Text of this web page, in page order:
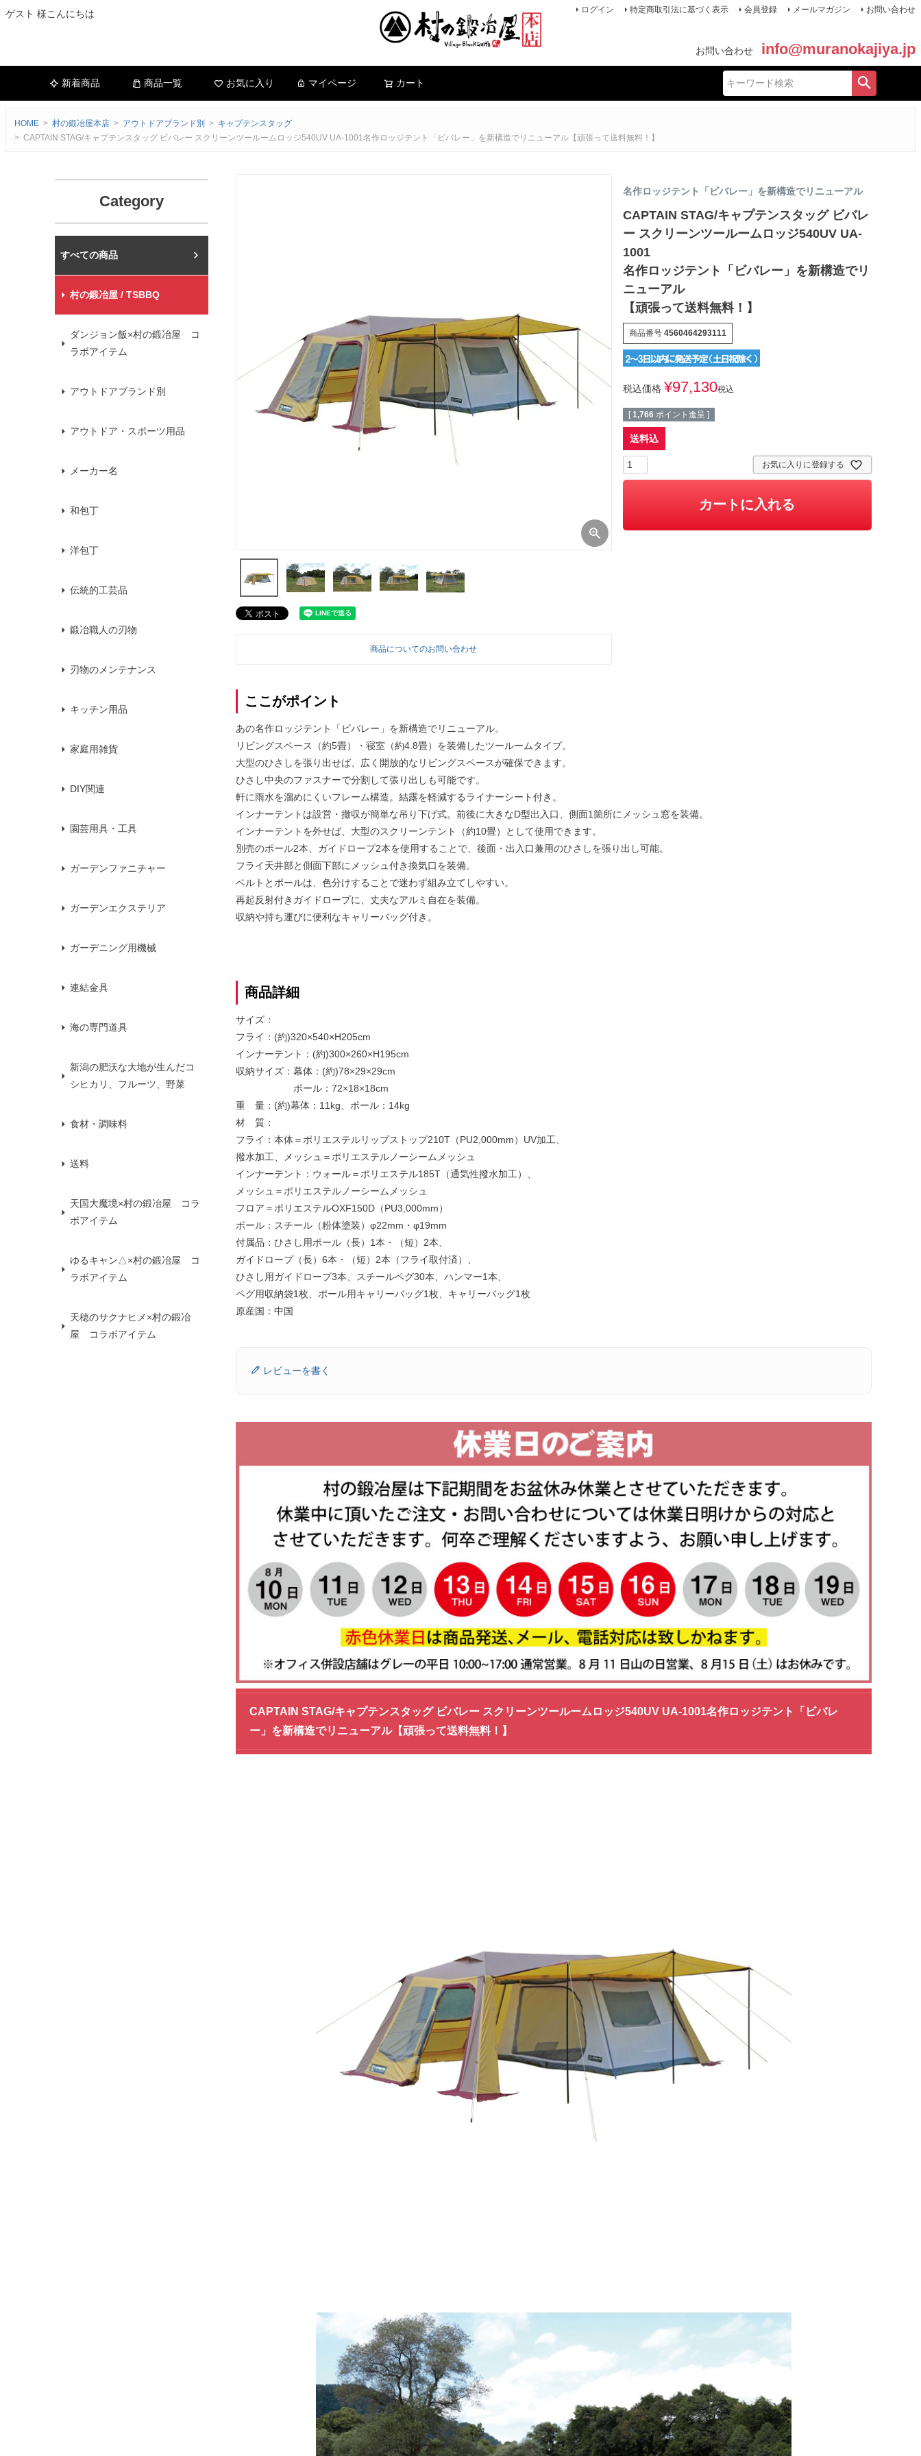
ゲスト 様こんにちは ログイン 特定商取引法に基づく表示 会員登録 メールマガジン お問い合わせ
お問い合わせ info@muranokajiya.jp
新着商品 商品一覧 お気に入り マイページ カート
HOME 村の鍛冶屋本店 アウトドアブランド別
キャプテンスタッグ
CAPTAIN STAG/キャプテンスタッグ ビバレー スクリーンツールームロッジ540UV UA-1001名作ロッジテント「ビバレー」を新構造でリニューアル【頑張って送料無料！】
Category
村の鍛冶屋本店
村の鍛冶屋 / TSBBQ
ダンジョン飯×村の鍛冶屋 コ
ラボアイテム
アウトドアブランド別
アウトドア・スポーツ用品
メーカー名
和包丁
洋包丁
伝統的工芸品
鍛冶職人の刃物
刃物のメンテナンス
キッチン用品
家庭用雑貨
DIY関連
園芸用具・工具
ガーデンファニチャー
ガーデンエクステリア
ガーデニング用機械
連結金具
海の専門道具
新潟の肥沃な大地が生んだコ
シヒカリ、フルーツ、野菜
食材・調味料
送料
天国大魔境×村の鍛冶屋 コラ
ボアイテム
ゆるキャン△×村の鍛冶屋 コ
ラボアイテム
天穂のサクナヒメ×村の鍛冶
屋 コラボアイテム
商品についてのお問い合わせ
名作ロッジテント「ビバレー」を新構造でリニューアル
CAPTAIN STAG/キャプテンスタッグ ビバレ
ー スクリーンツールームロッジ540UV UA-
1001
名作ロッジテント「ビバレー」を新構造でリ
ニューアル
【頑張って送料無料！】
商品番号 4560464293111
税込価格 ¥97,130税込
[ 1,766 ポイント進呈 ]
送料込
お気に入りに登録する
カートに入れる
ここがポイント
あの名作ロッジテント「ビバレー」を新構造でリニューアル。
リビングスペース（約5畳）・寝室（約4.8畳）を装備したツールームタイプ。
大型のひさしを張り出せば、広く開放的なリビングスペースが確保できます。
ひさし中央のファスナーで分割して張り出しも可能です。
軒に雨水を溜めにくいフレーム構造。結露を軽減するライナーシート付き。
インナーテントは設営・撤収が簡単な吊り下げ式。前後に大きなD型出入口、側面1箇所にメッシュ窓を装備。
インナーテントを外せば、大型のスクリーンテント（約10畳）として使用できます。
別売のポール2本、ガイドロープ2本を使用することで、後面・出入口兼用のひさしを張り出し可能。
フライ天井部と側面下部にメッシュ付き換気口を装備。
ベルトとポールは、色分けすることで迷わず組み立てしやすい。
再起反射付きガイドロープに、丈夫なアルミ自在を装備。
収納や持ち運びに便利なキャリーバッグ付き。
商品詳細
サイズ：
フライ：(約)320×540×H205cm
インナーテント：(約)300×260×H195cm
収納サイズ：幕体：(約)78×29×29cm
ポール：72×18×18cm
重 量：(約)幕体：11kg、ポール：14kg
材 質：
フライ：本体＝ポリエステルリップストップ210T（PU2,000mm）UV加工、
撥水加工、メッシュ＝ポリエステルノーシームメッシュ
インナーテント：ウォール＝ポリエステル185T（通気性撥水加工）、
メッシュ＝ポリエステルノーシームメッシュ
フロア＝ポリエステルOXF150D（PU3,000mm）
ポール：スチール（粉体塗装）φ22mm・φ19mm
付属品：ひさし用ポール（長）1本・（短）2本、
ガイドロープ（長）6本・（短）2本（フライ取付済）、
ひさし用ガイドロープ3本、スチールペグ30本、ハンマー1本、
ペグ用収納袋1枚、ポール用キャリーバッグ1枚、キャリーバッグ1枚
原産国：中国
レビューを書く
CAPTAIN STAG/キャプテンスタッグ ビバレー スクリーンツールームロッジ540UV UA-1001名作ロッジテント「ビバレ
ー」を新構造でリニューアル【頑張って送料無料！】